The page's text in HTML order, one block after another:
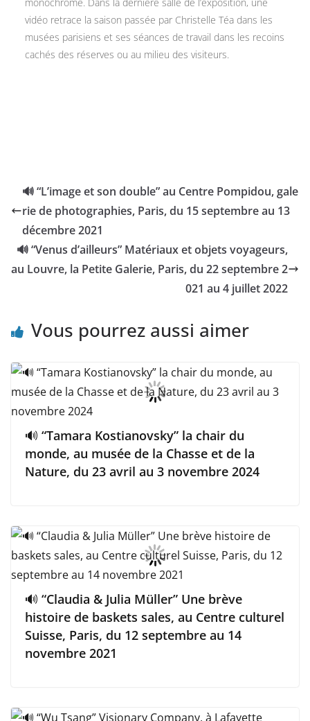
vidéo retrace la saison passée par Christelle Téa dans les
musées parisiens et ses séances de travail dans les recoins
cachés des réserves ou au milieu des visiteurs.
🔊 “L’image et son double” au Centre Pompidou, gale
rie de photographies, Paris, du 15 septembre au 13
décembre 2021
🔊 “Venus d’ailleurs” Matériaux et objets voyageurs,
au Louvre, la Petite Galerie, Paris, du 22 septembre 2
021 au 4 juillet 2022
Vous pourrez aussi aimer
🔊 “Tamara Kostianovsky” la chair du
monde, au musée de la Chasse et de la
Nature, du 23 avril au 3 novembre 2024
🔊 “Claudia & Julia Müller” Une brève
histoire de baskets sales, au Centre culturel
Suisse, Paris, du 12 septembre au 14
novembre 2021